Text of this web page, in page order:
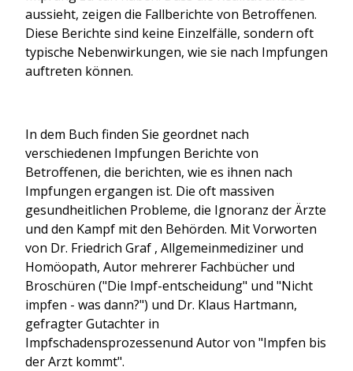
aussieht, zeigen die Fallberichte von Betroffenen.
Diese Berichte sind keine Einzelfälle, sondern oft
typische Nebenwirkungen, wie sie nach Impfungen
auftreten können.
In dem Buch finden Sie geordnet nach
verschiedenen Impfungen Berichte von
Betroffenen, die berichten, wie es ihnen nach
Impfungen ergangen ist. Die oft massiven
gesundheitlichen Probleme, die Ignoranz der Ärzte
und den Kampf mit den Behörden. Mit Vorworten
von Dr. Friedrich Graf , Allgemeinmediziner und
Homöopath, Autor mehrerer Fachbücher und
Broschüren ("Die Impf-entscheidung" und "Nicht
impfen - was dann?") und Dr. Klaus Hartmann,
gefragter Gutachter in
Impfschadensprozessenund Autor von "Impfen bis
der Arzt kommt".